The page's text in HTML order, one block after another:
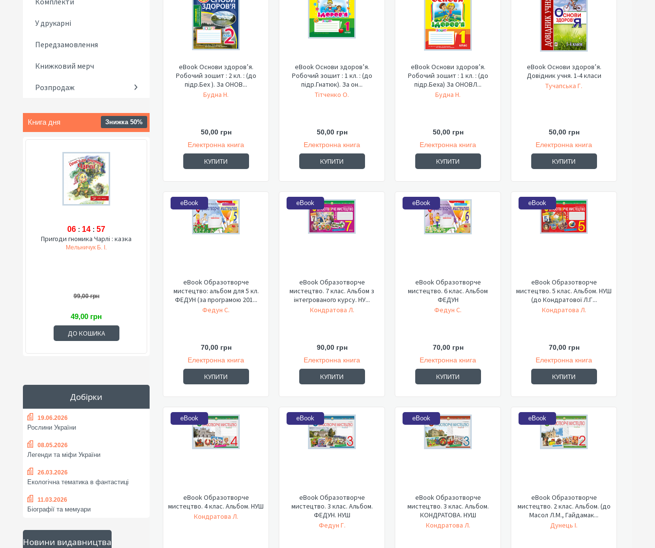
У друкарні
Передзамовлення
Книжковий мерч
Розпродаж
Книга дня Знижка 50%
06 : 14 : 56
Пригоди гномика Чарлі : казка
Мельничук Б. І.
99,00 грн
49,00 грн
ДО КОШИКА
Добірки
19.06.2026
Рослини України
08.05.2026
Легенди та міфи України
26.03.2026
Екологічна тематика в фантастиці
11.03.2026
Біографії та мемуари
Новини видавництва
eBook Основи здоров’я.
Робочий зошит : 2 кл. : (до
підр.Бех ). За ОНОВ...
Будна Н.
50,00 грн
Електронна книга
КУПИТИ
eBook Основи здоров’я.
Робочий зошит : 1 кл. : (до
підр.Гнатюк). За он...
Тітченко О.
50,00 грн
Електронна книга
КУПИТИ
eBook Основи здоров’я.
Робочий зошит : 1 кл. : (до
підр.Беха) За ОНОВЛ...
Будна Н.
50,00 грн
Електронна книга
КУПИТИ
eBook Основи здоров’я.
Довідник учня. 1-4 класи
Тучапська Г.
50,00 грн
Електронна книга
КУПИТИ
eBook
eBook Образотворче
мистецтво: альбом для 5 кл.
ФЕДУН (за програмою 201...
Федун С.
70,00 грн
Електронна книга
КУПИТИ
eBook
eBook Образотворче
мистецтво. 7 клас. Альбом з
інтегрованого курсу. НУ...
Кондратова Л.
90,00 грн
Електронна книга
КУПИТИ
eBook
eBook Образотворче
мистецтво. 6 клас. Альбом
ФЕДУН
Федун С.
70,00 грн
Електронна книга
КУПИТИ
eBook
eBook Образотворче
мистецтво. 5 клас. Альбом. НУШ
(до Кондратової Л.Г...
Кондратова Л.
70,00 грн
Електронна книга
КУПИТИ
eBook
eBook Образотворче
мистецтво. 4 клас. Альбом. НУШ
Кондратова Л.
eBook
eBook Образотворче
мистецтво. 3 клас. Альбом.
ФЕДУН. НУШ
Федун Г.
eBook
eBook Образотворче
мистецтво. 3 клас. Альбом.
КОНДРАТОВА. НУШ
Кондратова Л.
eBook
eBook Образотворче
мистецтво. 2 клас. Альбом. (до
Масол Л.М., Гайдамак...
Дунець І.